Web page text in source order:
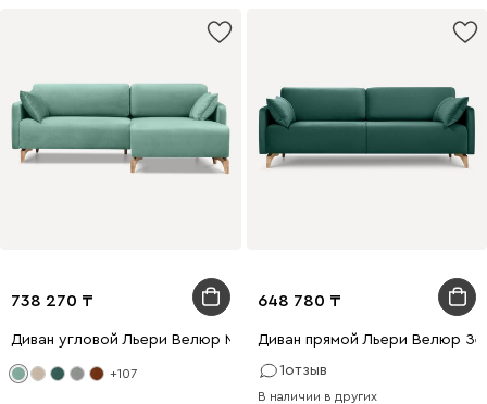
738 270
Диван угловой Льери Велюр Мятный
+107
648 780
Диван прямой Льери Велюр
1отзыв
В наличии в других